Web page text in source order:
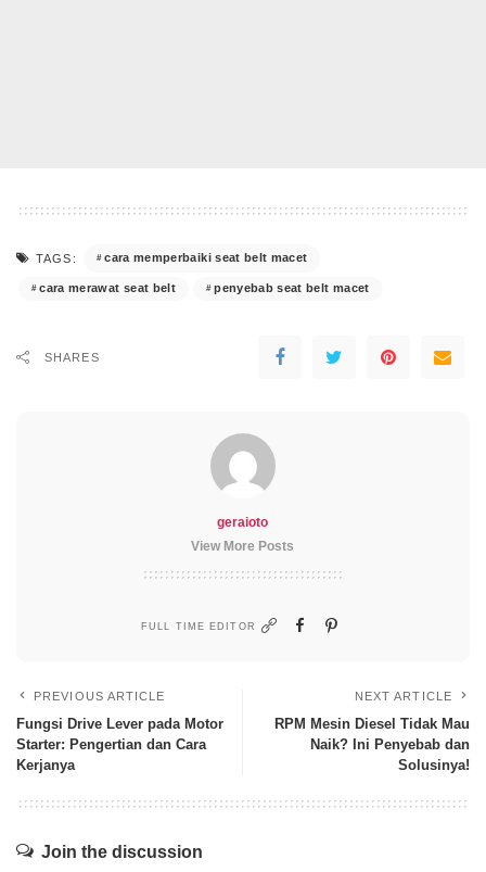
TAGS: cara memperbaiki seat belt macet
cara merawat seat belt penyebab seat belt macet
SHARES
geraioto
View More Posts
FULL TIME EDITOR
PREVIOUS ARTICLE
Fungsi Drive Lever pada Motor
Starter: Pengertian dan Cara
Kerjanya
NEXT ARTICLE
RPM Mesin Diesel Tidak Mau
Naik? Ini Penyebab dan
Solusinya!
Join the discussion